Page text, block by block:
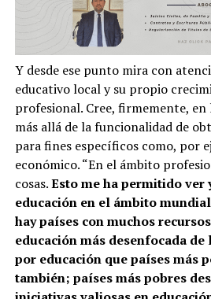
Y desde ese punto mira con
educativo local y su propio
profesional. Cree, firmemente,
más allá de la funcionalidad de
para fines específicos como, por
económico. “En el ámbito
cosas.Esto me ha permitido ver
educación en el ámbito
hay países con muchos
educación más desenfocada
por educación que países más
también; países más pobres